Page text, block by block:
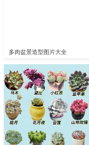
多肉盆景造型图片大全